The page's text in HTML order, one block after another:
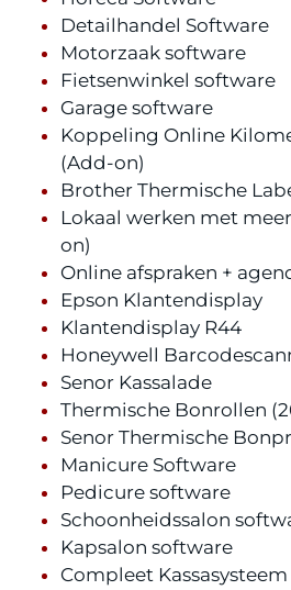
Detailhandel Software
Motorzaak software
Fietsenwinkel software
Garage software
Koppeling Online
(Add-on)
Brother Thermische
Lokaal werken met
on)
Online afspraken +
Epson Klantendisplay
Klantendisplay R44
Honeywell
Senor Kassalade
Thermische Bonrollen
Senor Thermische
Manicure Software
Pedicure software
Schoonheidssalon
Kapsalon software
Compleet